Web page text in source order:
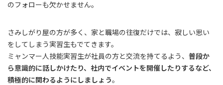
のフォローも欠かせません。
さみしがり屋の方が多く、家と職場の往復だけでは、寂しい思い
をしてしまう実習生もでてきます。
ミャンマー人技能実習生が社員の方と交流を持てるよう、 普段か
ら意識的に話しかけたり、社内でイベントを開催したりするなど、
積極的に関わるようにしましょう。